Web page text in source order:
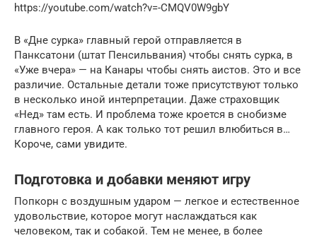
https://youtube.com/watch?v=-CMQV0W9gbY
В «Дне сурка» главный герой отправляется в
Панксатони (штат Пенсильвания) чтобы снять сурка, в
«Уже вчера» — на Канары чтобы снять аистов. Это и все
различие. Остальные детали тоже присутствуют только
в несколько иной интерпретации. Даже страховщик
«Нед» там есть. И проблема тоже кроется в снобизме
главного героя. А как только тот решил влюбиться в…
Короче, сами увидите.
Подготовка и добавки меняют игру
Попкорн с воздушным ударом — легкое и естественное
удовольствие, которое могут наслаждаться как
человеком, так и собакой. Тем не менее, в более